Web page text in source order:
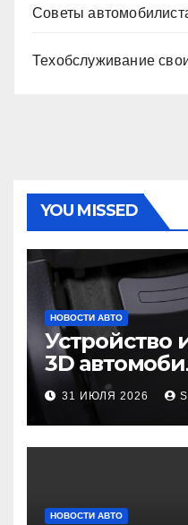
Советы
Техобслуживание
YOU MISSED
НОВОСТИ АВТО
Устройство
3D
ковриков
31 ИЮЛЯ 2026
НОВОСТИ АВТО